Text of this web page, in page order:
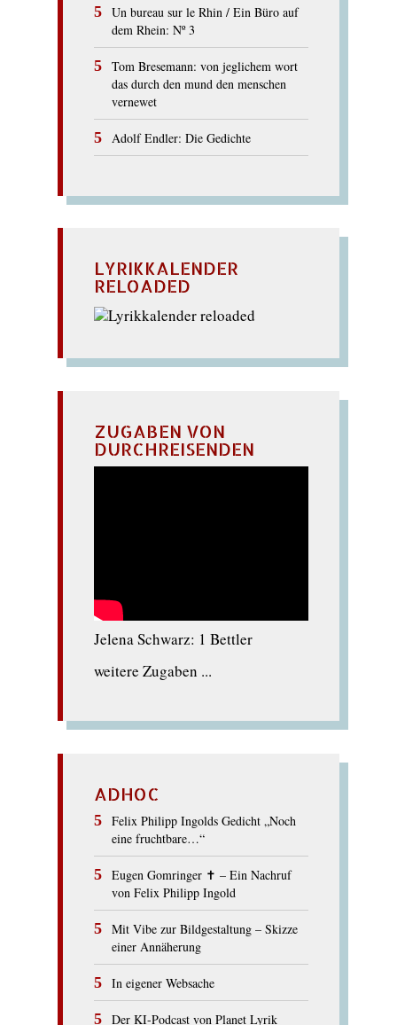
Un bureau sur le Rhin / Ein Büro auf
dem Rhein: Nº 3
Tom Bresemann: von jeglichem wort
das durch den mund den menschen
vernewet
Adolf Endler: Die Gedichte
LYRIKKALENDER
RELOADED
ZUGABEN VON
DURCHREISENDEN
Jelena Schwarz: 1 Bettler
weitere Zugaben ...
ADHOC
Felix Philipp Ingolds Gedicht „Noch
eine fruchtbare…“
Eugen Gomringer ✝︎ – Ein Nachruf
von Felix Philipp Ingold
Mit Vibe zur Bildgestaltung – Skizze
einer Annäherung
In eigener Websache
Der KI-Podcast von Planet Lyrik